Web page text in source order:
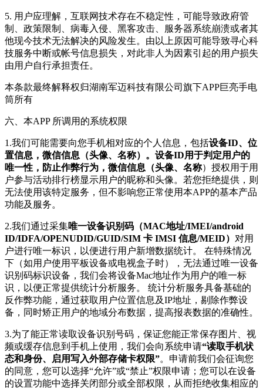
5. 用户应理解，互联网技术存在不稳定性，可能导致政府管
制、政策限制、病毒入侵、黑客攻击、服务器系统崩溃或者其
他现今技术无法解决的风险发生。由以上原因可能导致寻心科
技服务中断或帐号信息损失，对此非人为因素引起的用户损失
由用户自行承担责任。
本条款最终解释权归湖南军迈科技有限公司旗下APP巨亮手电
筒所有
六、本APP 所调用的系统权限
1.我们可能需要向您手机相对应的个人信息，包括设备ID、位
置信息，微信信息（头像、名称）。设备ID用于判定用户的
唯一性，防止作弊行为，微信信息（头像、名称）授权用于用
户参与活动排行榜显示用户的昵称和头像。若您拒绝提供，则
无法使用该特定服务，但不影响您正常使用本APP的基本产品
功能及服务。
2.我们通过采集唯一设备识别码（MAC地址/IMEI/android
ID/IDFA/OPENUDID/GUID/SIM 卡 IMSI 信息/MEID） 对用
户进行唯一标识，以便进行用户新增数据统计。 在特殊情况
下（如用户使用平板设备或电视盒子时），无法通过唯一设备
识别码标识设备，我们会将设备Mac地址作为用户的唯一标
识，以便正常提供统计分析服务。 统计分析服务具备基础的
反作弊功能，通过获取用户位置信息及IP地址，剔除作弊设
备，同时矫正用户的地域分布数据，提高报表数据的准确性。
3.为了能正常读取设备识别号码，保证您能正常保存图片、视
频或缓存信息到手机上使用，我们会向系统申请“读取手机状
态和身份、启用写入外部存储卡权限”。申请前我们会征询您
的同意，您可以选择“允许”或“禁止”权限申请；您可以在设备
的设置功能中选择关闭部分或全部权限，从而拒绝收集相应的